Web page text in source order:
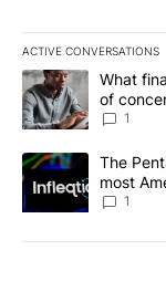
ACTIVE CONVERSATIONS
The following is a
A trending article
What
of
1
A trending article
The
most
make it
1